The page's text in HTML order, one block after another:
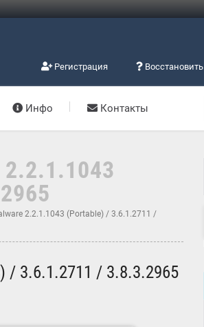
Регистрация Восстановить
Инфо Контакты
2.2.1.1043
2.2.1.1043 (Portable) / 3.6.1.2711 /
/ 3.6.1.2711 / 3.8.3.2965